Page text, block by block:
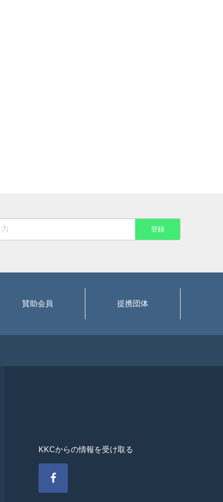
賛助会員 提携団体
KKCからの情報を受け取る